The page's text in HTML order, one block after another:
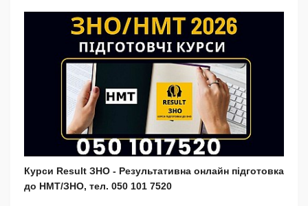
Курси Result ЗНО - Результативна онлайн підготовка
до НМТ/ЗНО, тел. 050 101 7520